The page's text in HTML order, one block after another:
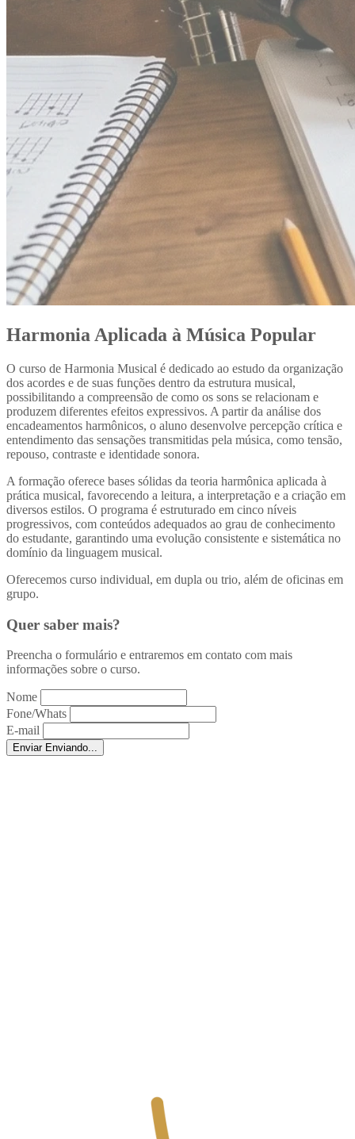
Harmonia Aplicada à Música Popular
O curso de Harmonia Musical é dedicado ao estudo da organização
dos acordes e de suas funções dentro da estrutura musical,
possibilitando a compreensão de como os sons se relacionam e
produzem diferentes efeitos expressivos. A partir da análise dos
encadeamentos harmônicos, o aluno desenvolve percepção crítica e
entendimento das sensações transmitidas pela música, como tensão,
repouso, contraste e identidade sonora.
A formação oferece bases sólidas da teoria harmônica aplicada à
prática musical, favorecendo a leitura, a interpretação e a criação em
diversos estilos. O programa é estruturado em cinco níveis
progressivos, com conteúdos adequados ao grau de conhecimento
do estudante, garantindo uma evolução consistente e sistemática no
domínio da linguagem musical.
Oferecemos curso individual, em dupla ou trio, além de oficinas em
grupo.
Quer saber mais?
Preencha o formulário e entraremos em contato com mais
informações sobre o curso.
Nome
Fone/Whats
E-mail
Enviar Enviando...